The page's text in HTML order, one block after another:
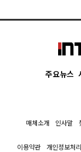
주요뉴스
매체소개 인사말
이용약관 개인정보처